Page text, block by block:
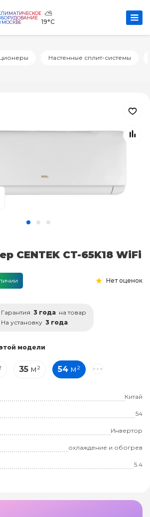
МОСКВЕ
⛅
19°C
Настенные сплит-системы
CENTEK CT-65K18 WiFi
Нет оценок
Гарантия 3 года на товар
На установку 3 года
модели
35 м² 54 м²
Китай
54
Инвертор
охлаждение и обогрев
5.4